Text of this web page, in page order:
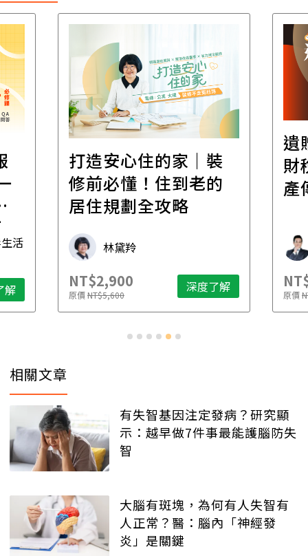
活
解
打造安心住的家｜裝
修前必懂！住到老的
居住規劃全攻略
林黛羚
NT$2,900
原價NT$5,600 深度了解
遺
財
產
原價
相關文章
有失智基因注定發病？研究顯
示：越早做7件事最能護腦防失
智
大腦有斑塊，為何有人失智有
人正常？醫：腦內「神經發
炎」是關鍵